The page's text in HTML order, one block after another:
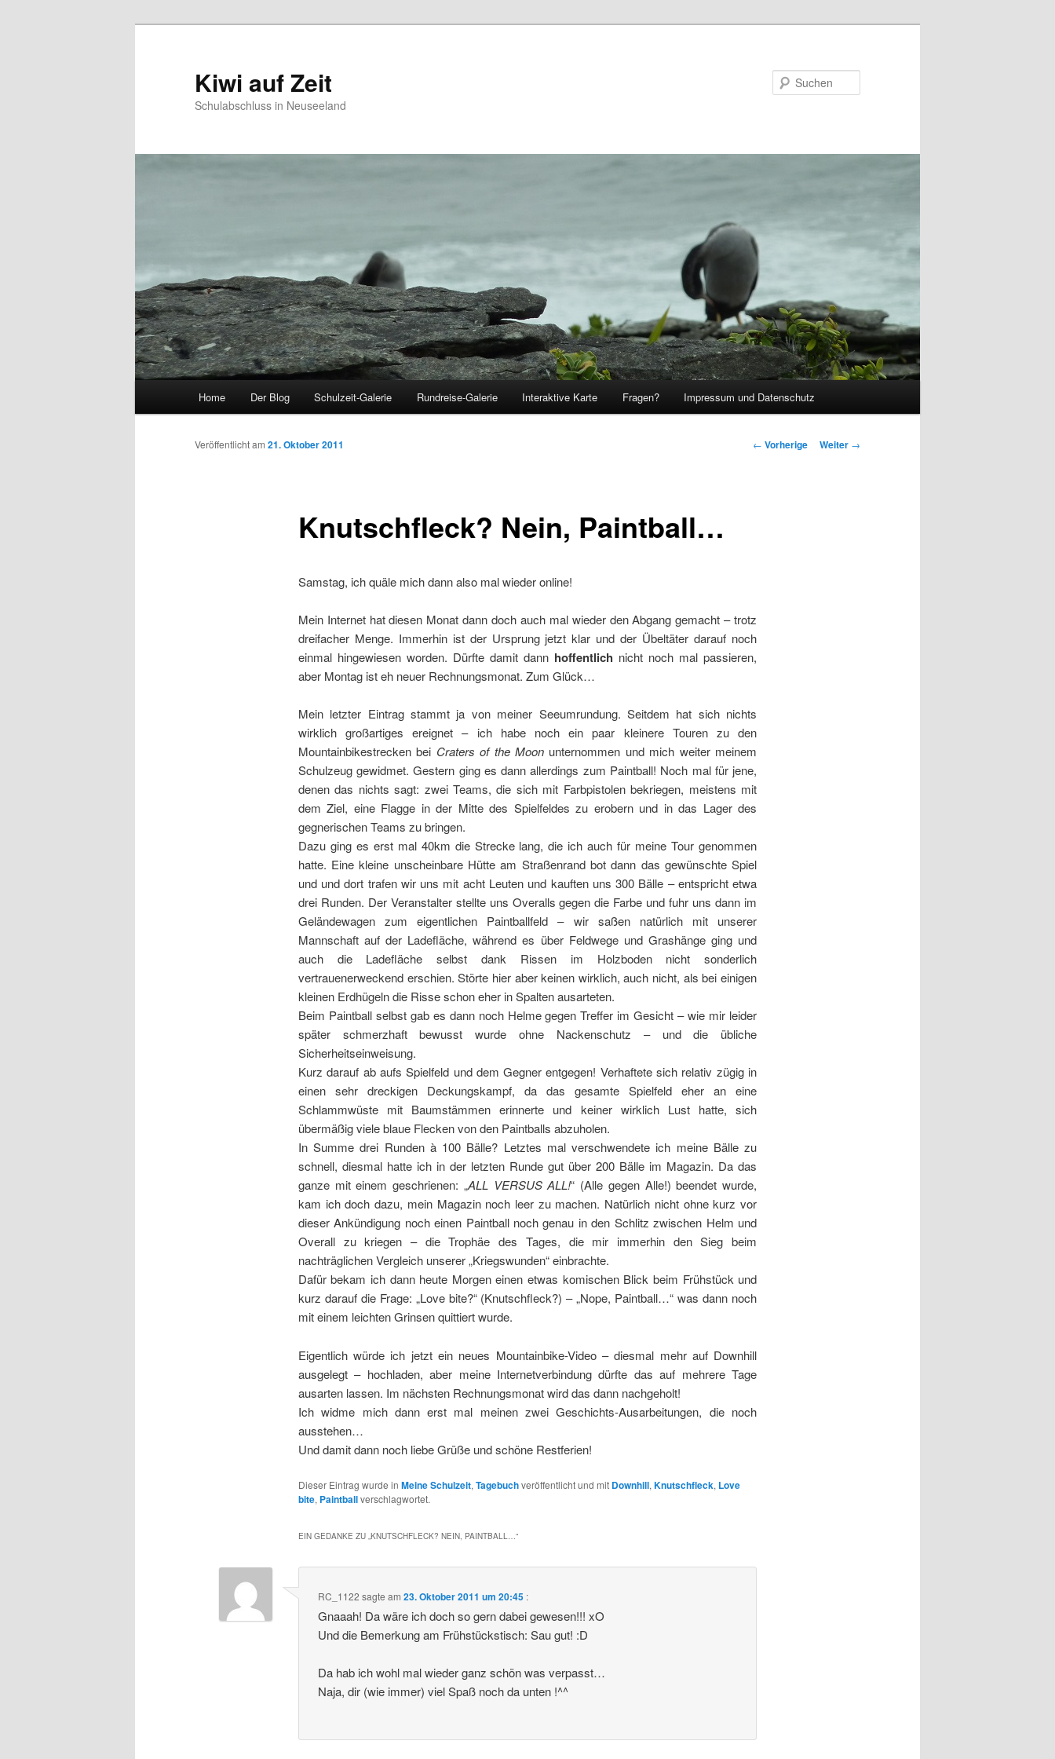
Kiwi auf Zeit
Schulabschluss in Neuseeland
Zum Inhalt wechseln
Zum sekundären Inhalt wechseln
Home Der Blog Schulzeit-Galerie Rundreise-Galerie Interaktive Karte Fragen? Impressum und Datenschutz
Beitrags-Navigation
← Vorherige Weiter →
Knutschfleck? Nein, Paintball…
Veröffentlicht am 21. Oktober 2011
Samstag, ich quäle mich dann also mal wieder online!
Mein Internet hat diesen Monat dann doch auch mal wieder den Abgang gemacht – trotz
dreifacher Menge. Immerhin ist der Ursprung jetzt klar und der Übeltäter darauf noch
einmal hingewiesen worden. Dürfte damit dann hoffentlich nicht noch mal passieren,
aber Montag ist eh neuer Rechnungsmonat. Zum Glück…
Mein letzter Eintrag stammt ja von meiner Seeumrundung. Seitdem hat sich nichts
wirklich großartiges ereignet – ich habe noch ein paar kleinere Touren zu den
Mountainbikestrecken bei Craters of the Moon unternommen und mich weiter meinem
Schulzeug gewidmet. Gestern ging es dann allerdings zum Paintball! Noch mal für jene,
denen das nichts sagt: zwei Teams, die sich mit Farbpistolen bekriegen, meistens mit
dem Ziel, eine Flagge in der Mitte des Spielfeldes zu erobern und in das Lager des
gegnerischen Teams zu bringen.
Dazu ging es erst mal 40km die Strecke lang, die ich auch für meine Tour genommen
hatte. Eine kleine unscheinbare Hütte am Straßenrand bot dann das gewünschte Spiel
und und dort trafen wir uns mit acht Leuten und kauften uns 300 Bälle – entspricht etwa
drei Runden. Der Veranstalter stellte uns Overalls gegen die Farbe und fuhr uns dann im
Geländewagen zum eigentlichen Paintballfeld – wir saßen natürlich mit unserer
Mannschaft auf der Ladefläche, während es über Feldwege und Grashänge ging und
auch die Ladefläche selbst dank Rissen im Holzboden nicht sonderlich
vertrauenerweckend erschien. Störte hier aber keinen wirklich, auch nicht, als bei einigen
kleinen Erdhügeln die Risse schon eher in Spalten ausarteten.
Beim Paintball selbst gab es dann noch Helme gegen Treffer im Gesicht – wie mir leider
später schmerzhaft bewusst wurde ohne Nackenschutz – und die übliche
Sicherheitseinweisung.
Kurz darauf ab aufs Spielfeld und dem Gegner entgegen! Verhaftete sich relativ zügig in
einen sehr dreckigen Deckungskampf, da das gesamte Spielfeld eher an eine
Schlammwüste mit Baumstämmen erinnerte und keiner wirklich Lust hatte, sich
übermäßig viele blaue Flecken von den Paintballs abzuholen.
In Summe drei Runden à 100 Bälle? Letztes mal verschwendete ich meine Bälle zu
schnell, diesmal hatte ich in der letzten Runde gut über 200 Bälle im Magazin. Da das
ganze mit einem geschrienen: „ALL VERSUS ALL!“ (Alle gegen Alle!) beendet wurde,
kam ich doch dazu, mein Magazin noch leer zu machen. Natürlich nicht ohne kurz vor
dieser Ankündigung noch einen Paintball noch genau in den Schlitz zwischen Helm und
Overall zu kriegen – die Trophäe des Tages, die mir immerhin den Sieg beim
nachträglichen Vergleich unserer „Kriegswunden“ einbrachte.
Dafür bekam ich dann heute Morgen einen etwas komischen Blick beim Frühstück und
kurz darauf die Frage: „Love bite?“ (Knutschfleck?) – „Nope, Paintball…“ was dann noch
mit einem leichten Grinsen quittiert wurde.
Eigentlich würde ich jetzt ein neues Mountainbike-Video – diesmal mehr auf Downhill
ausgelegt – hochladen, aber meine Internetverbindung dürfte das auf mehrere Tage
ausarten lassen. Im nächsten Rechnungsmonat wird das dann nachgeholt!
Ich widme mich dann erst mal meinen zwei Geschichts-Ausarbeitungen, die noch
ausstehen…
Und damit dann noch liebe Grüße und schöne Restferien!
Dieser Eintrag wurde in Meine Schulzeit, Tagebuchveröffentlicht und mit Downhill, Knutschfleck, Love
bite, Paintballverschlagwortet.
EIN GEDANKE ZU „ KNUTSCHFLECK? NEIN, PAINTBALL… “
RC_1122 sagte am23. Oktober 2011 um 20:45 :
Gnaaah! Da wäre ich doch so gern dabei gewesen!!! xO
Und die Bemerkung am Frühstückstisch: Sau gut! :D
Da hab ich wohl mal wieder ganz schön was verpasst…
Naja, dir (wie immer) viel Spaß noch da unten !^^